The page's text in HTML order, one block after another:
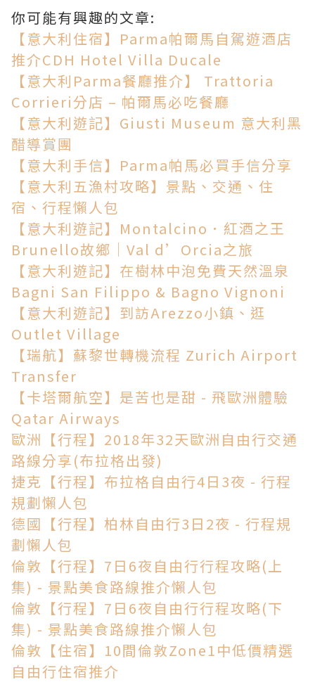
你可能有興趣的文章:
【意大利住宿】Parma帕爾馬自駕遊酒店
推介CDH Hotel Villa Ducale
【意大利Parma餐廳推介】 Trattoria
Corrieri分店 – 帕爾馬必吃餐廳
【意大利遊記】Giusti Museum 意大利黑
醋導賞團
【意大利手信】Parma帕馬必買手信分享
【意大利五漁村攻略】景點、交通、住
宿、行程懶人包
【意大利遊記】Montalcino．紅酒之王
Brunello故鄉｜Val d’Orcia之旅
【意大利遊記】在樹林中泡免費天然溫泉
Bagni San Filippo & Bagno Vignoni
【意大利遊記】到訪Arezzo小鎮、逛
Outlet Village
【瑞航】蘇黎世轉機流程 Zurich Airport
Transfer
【卡塔爾航空】是苦也是甜 - 飛歐洲體驗
Qatar Airways
歐洲【行程】2018年32天歐洲自由行交通
路線分享(布拉格出發)
捷克【行程】布拉格自由行4日3夜 - 行程
規劃懶人包
德國【行程】柏林自由行3日2夜 - 行程規
劃懶人包
倫敦【行程】7日6夜自由行行程攻略(上
集) - 景點美食路線推介懶人包
倫敦【行程】7日6夜自由行行程攻略(下
集) - 景點美食路線推介懶人包
倫敦【住宿】10間倫敦Zone1中低價精選
自由行住宿推介